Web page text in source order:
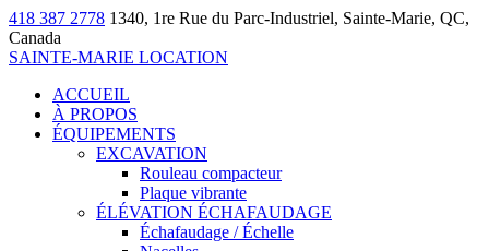
418 387 2778 1340, 1re Rue du Parc-Industriel, Sainte-Marie, QC,
Canada
SAINTE-MARIE LOCATION
ACCUEIL
À PROPOS
ÉQUIPEMENTS
EXCAVATION
Rouleau compacteur
Plaque vibrante
ÉLÉVATION ÉCHAFAUDAGE
Échafaudage / Échelle